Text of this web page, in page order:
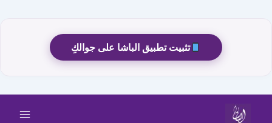
تثبيت تطبيق الباشا على جوالكِ